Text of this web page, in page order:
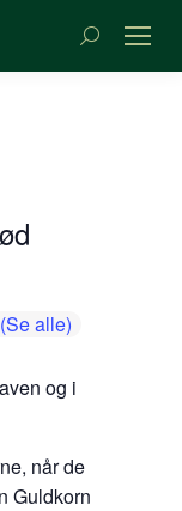
Søge:
og i
når de
Guldkorn